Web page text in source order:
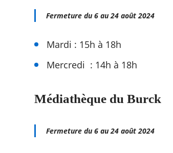
Fermeture du 6 au 24 août 2024
Mardi : 15h à 18h
Mercredi : 14h à 18h
Médiathèque du Burck
Fermeture du 6 au 24 août 2024